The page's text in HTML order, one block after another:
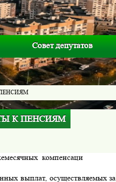
Совет депутатов
К ПЕНСИЯМ
компенсаци
выплат, осуществляемых за